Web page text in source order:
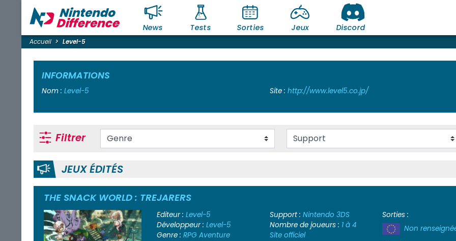
News Tests Sorties Jeux Discord
Accueil Level-5
INFORMATIONS
Nom : Level-5 Site : http://www.level5.co.jp/
Filtrer
JEUX ÉDITÉS
THE SNACK WORLD : TREJARERS
Editeur : Level-5
Développeur : Level-5
Genre : RPG Aventure
Support : Nintendo 3DS
Nombre de joueurs : 1 à 4
Site officiel
Sorties :
Non